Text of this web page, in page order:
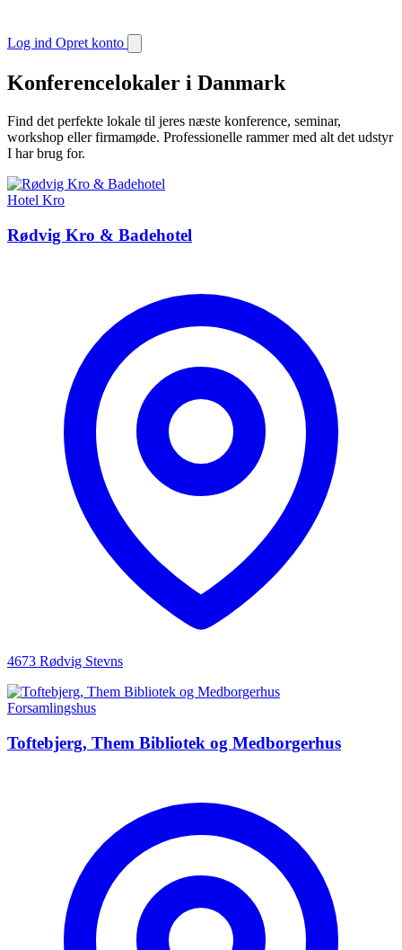
Log ind Opret konto
Konferencelokaler i Danmark
Find det perfekte lokale til jeres næste konference, seminar,
workshop eller firmamøde. Professionelle rammer med alt det udstyr
I har brug for.
Hotel Kro
Rødvig Kro & Badehotel
4673 Rødvig Stevns
Forsamlingshus
Toftebjerg, Them Bibliotek og Medborgerhus